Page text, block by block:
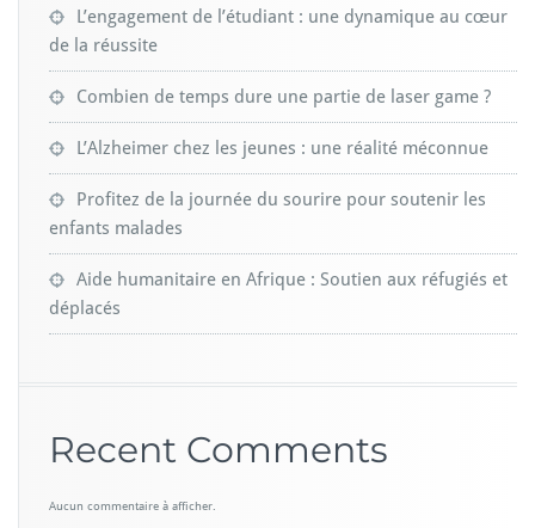
L’engagement de l’étudiant : une dynamique au cœur
de la réussite
Combien de temps dure une partie de laser game ?
L’Alzheimer chez les jeunes : une réalité méconnue
Profitez de la journée du sourire pour soutenir les
enfants malades
Aide humanitaire en Afrique : Soutien aux réfugiés et
déplacés
Recent Comments
Aucun commentaire à afficher.